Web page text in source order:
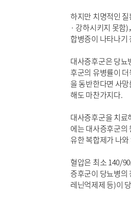
하지만 치명적인
· 강하시키지 못함
합병증이 나타나기
대사증후군은 당뇨
후군의 유병률이
을 동반한다면 사
해도 마찬가지다.
대사증후군을 치료
에는 대사증후군의
유한 복합제가 나
혈압은 최소 140/
증후군이 당뇨병의
레닌억제제 등)이